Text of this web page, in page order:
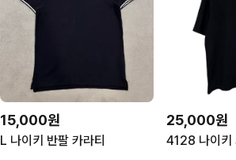
15,000원
L 나이키 반팔 카라티
25,000원